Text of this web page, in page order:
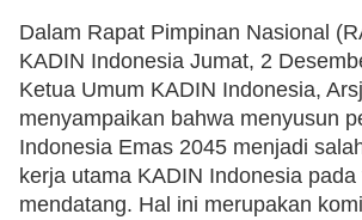
Dalam Rapat Pimpinan Nasional
KADIN Indonesia Jumat, 2
Ketua Umum KADIN Indonesia,
menyampaikan bahwa menyusun
Indonesia Emas 2045 menjadi
kerja utama KADIN Indonesia
mendatang. Hal ini merupakan